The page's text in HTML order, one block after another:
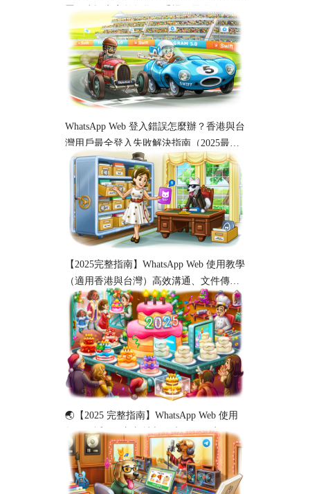
置同步設定完整教學｜手機、電腦跨平台
使用指南
WhatsApp Web 登入錯誤怎麼辦？香港與台
灣用戶最全登入失敗解決指南（2025最
新）
【2025完整指南】WhatsApp Web 使用教學
（適用香港與台灣）高效溝通、文件傳輸
與工作協作必備！
🌏【2025 完整指南】WhatsApp Web 使用
教程（适用于新加坡与马来西亚用户）